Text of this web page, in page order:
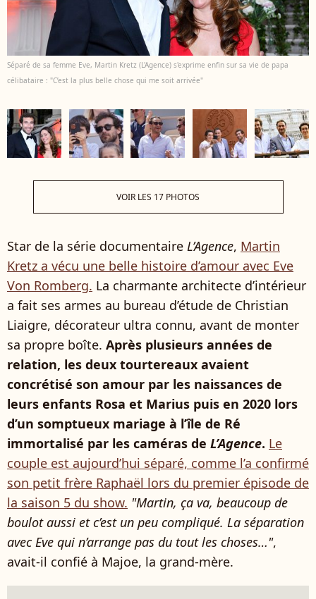
Séparé de sa femme Eve, Martin Kretz (L'Agence) s'exprime enfin sur sa vie de papa
célibataire : "C’est la plus belle chose qui me soit arrivée"
VOIR LES 17 PHOTOS
Star de la série documentaire L’Agence, Martin
Kretz a vécu une belle histoire d’amour avec Eve
Von Romberg. La charmante architecte d’intérieur
a fait ses armes au bureau d’étude de Christian
Liaigre, décorateur ultra connu, avant de monter
sa propre boîte. Après plusieurs années de
relation, les deux tourtereaux avaient
concrétisé son amour par les naissances de
leurs enfants Rosa et Marius puis en 2020 lors
d’un somptueux mariage à l’île de Ré
immortalisé par les caméras de L’Agence. Le
couple est aujourd’hui séparé, comme l’a confirmé
son petit frère Raphaël lors du premier épisode de
la saison 5 du show. "Martin, ça va, beaucoup de
boulot aussi et c’est un peu compliqué. La séparation
avec Eve qui n’arrange pas du tout les choses…",
avait-il confié à Majoe, la grand-mère.